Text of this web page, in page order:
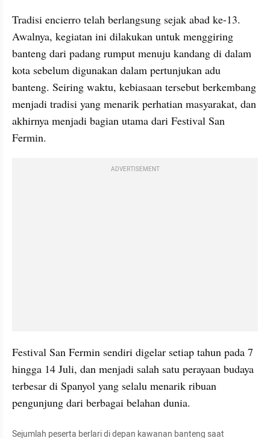
Tradisi encierro telah berlangsung sejak abad ke-13.
Awalnya, kegiatan ini dilakukan untuk menggiring
banteng dari padang rumput menuju kandang di dalam
kota sebelum digunakan dalam pertunjukan adu
banteng. Seiring waktu, kebiasaan tersebut berkembang
menjadi tradisi yang menarik perhatian masyarakat, dan
akhirnya menjadi bagian utama dari Festival San
Fermin.
ADVERTISEMENT
Festival San Fermin sendiri digelar setiap tahun pada 7
hingga 14 Juli, dan menjadi salah satu perayaan budaya
terbesar di Spanyol yang selalu menarik ribuan
pengunjung dari berbagai belahan dunia.
Sejumlah peserta berlari di depan kawanan banteng saat